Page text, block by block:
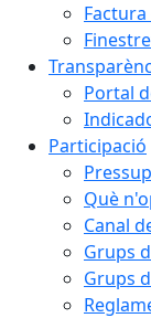
Portal
Participació
Què
Canal
Grups
Grups